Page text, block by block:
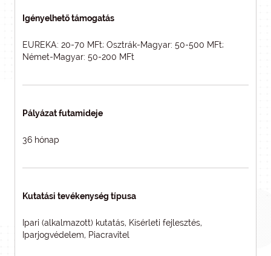
Igényelhető támogatás
EUREKA: 20-70 MFt; Osztrák-Magyar: 50-500 MFt;
Német-Magyar: 50-200 MFt
Pályázat futamideje
36 hónap
Kutatási tevékenység típusa
Ipari (alkalmazott) kutatás, Kísérleti fejlesztés,
Iparjogvédelem, Piacravitel